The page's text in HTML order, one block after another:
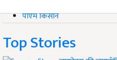
पीएम किसान
Top Stories